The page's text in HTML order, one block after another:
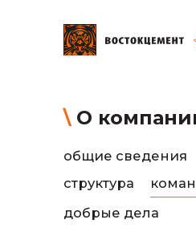
общая
объявленные
О
общие сведения
структура
добрые дела